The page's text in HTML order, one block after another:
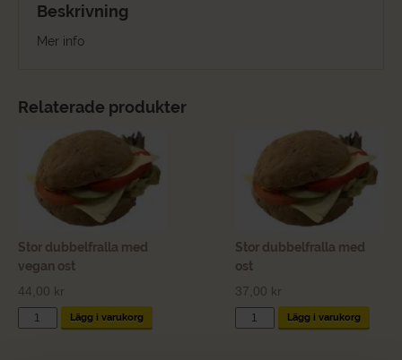
Beskrivning
Mer info
Relaterade produkter
Stor dubbelfralla med
vegan ost
44,00 kr
Stor
dubbelfralla
Lägg i varukorg
Stor dubbelfralla med
ost
37,00 kr
Stor
dubbelfralla
Lägg i varukorg